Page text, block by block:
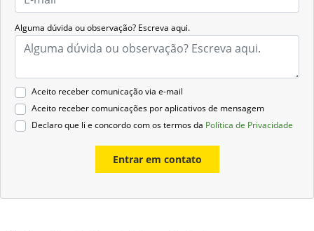
Alguma dúvida ou observação? Escreva aqui.
Aceito receber comunicação via e-mail
Aceito receber comunicações por aplicativos de mensagem
Declaro que li e concordo com os termos da Política de Privacidade
Entrar em contato